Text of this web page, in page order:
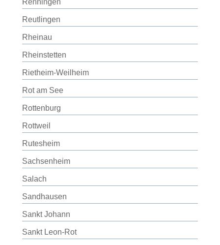
Renningen
Reutlingen
Rheinau
Rheinstetten
Rietheim-Weilheim
Rot am See
Rottenburg
Rottweil
Rutesheim
Sachsenheim
Salach
Sandhausen
Sankt Johann
Sankt Leon-Rot